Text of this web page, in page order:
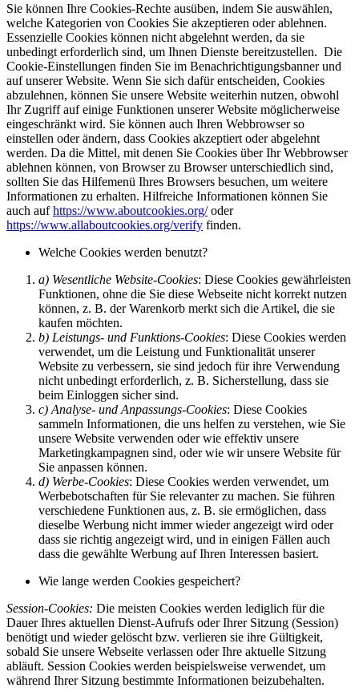
Sie können Ihre Cookies-Rechte ausüben, indem Sie auswählen,
welche Kategorien von Cookies Sie akzeptieren oder ablehnen.
Essenzielle Cookies können nicht abgelehnt werden, da sie
unbedingt erforderlich sind, um Ihnen Dienste bereitzustellen. Die
Cookie-Einstellungen finden Sie im Benachrichtigungsbanner und
auf unserer Website. Wenn Sie sich dafür entscheiden, Cookies
abzulehnen, können Sie unsere Website weiterhin nutzen, obwohl
Ihr Zugriff auf einige Funktionen unserer Website möglicherweise
eingeschränkt wird. Sie können auch Ihren Webbrowser so
einstellen oder ändern, dass Cookies akzeptiert oder abgelehnt
werden. Da die Mittel, mit denen Sie Cookies über Ihr Webbrowser
ablehnen können, von Browser zu Browser unterschiedlich sind,
sollten Sie das Hilfemenü Ihres Browsers besuchen, um weitere
Informationen zu erhalten. Hilfreiche Informationen können Sie
auch aufhttps://www.aboutcookies.org/oder
https://www.allaboutcookies.org/verify finden.
Welche Cookies werden benutzt?
a) Wesentliche Website-Cookies: Diese Cookies gewährleisten
Funktionen, ohne die Sie diese Webseite nicht korrekt nutzen
können, z. B. der Warenkorb merkt sich die Artikel, die sie
kaufen möchten.
b) Leistungs- und Funktions-Cookies: Diese Cookies werden
verwendet, um die Leistung und Funktionalität unserer
Website zu verbessern, sie sind jedoch für ihre Verwendung
nicht unbedingt erforderlich, z. B. Sicherstellung, dass sie
beim Einloggen sicher sind.
c) Analyse- und Anpassungs-Cookies: Diese Cookies
sammeln Informationen, die uns helfen zu verstehen, wie Sie
unsere Website verwenden oder wie effektiv unsere
Marketingkampagnen sind, oder wie wir unsere Website für
Sie anpassen können.
d) Werbe-Cookies: Diese Cookies werden verwendet, um
Werbebotschaften für Sie relevanter zu machen. Sie führen
verschiedene Funktionen aus, z. B. sie ermöglichen, dass
dieselbe Werbung nicht immer wieder angezeigt wird oder
dass sie richtig angezeigt wird, und in einigen Fällen auch
dass die gewählte Werbung auf Ihren Interessen basiert.
Wie lange werden Cookies gespeichert?
Session-Cookies: Die meisten Cookies werden lediglich für die
Dauer Ihres aktuellen Dienst-Aufrufs oder Ihrer Sitzung (Session)
benötigt und wieder gelöscht bzw. verlieren sie ihre Gültigkeit,
sobald Sie unsere Webseite verlassen oder Ihre aktuelle Sitzung
abläuft. Session Cookies werden beispielsweise verwendet, um
während Ihrer Sitzung bestimmte Informationen beizubehalten.